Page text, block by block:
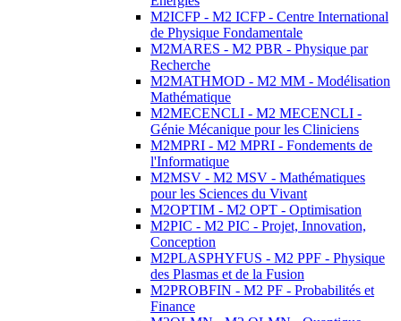
M2ICFP - M2 ICFP - Centre International
de Physique Fondamentale
M2MARES - M2 PBR - Physique par
Recherche
M2MATHMOD - M2 MM - Modélisation
Mathématique
M2MECENCLI - M2 MECENCLI -
Génie Mécanique pour les Cliniciens
M2MPRI - M2 MPRI - Fondements de
l'Informatique
M2MSV - M2 MSV - Mathématiques
pour les Sciences du Vivant
M2OPTIM - M2 OPT - Optimisation
M2PIC - M2 PIC - Projet, Innovation,
Conception
M2PLASPHYFUS - M2 PPF - Physique
des Plasmas et de la Fusion
M2PROBFIN - M2 PF - Probabilités et
Finance